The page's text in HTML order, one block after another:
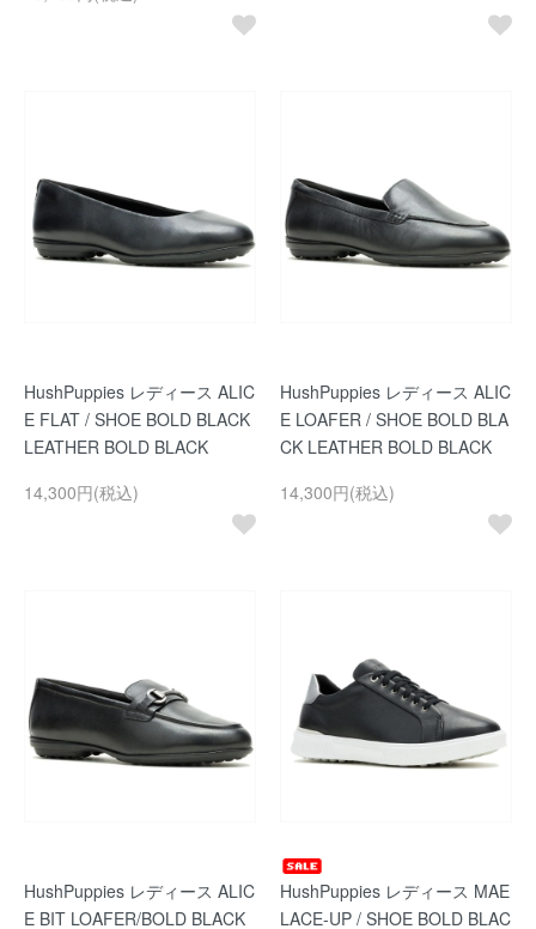
HushPuppies レディース ALIC
E FLAT / SHOE BOLD BLACK
LEATHER BOLD BLACK
14,300円(税込)
HushPuppies レディース ALIC
E LOAFER / SHOE BOLD BLA
CK LEATHER BOLD BLACK
14,300円(税込)
HushPuppies レディース ALIC
E BIT LOAFER/BOLD BLACK
HushPuppies レディース MAE
LACE-UP / SHOE BOLD BLAC